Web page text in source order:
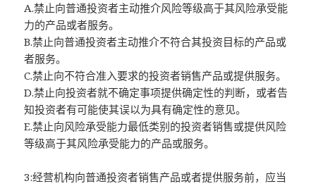
A.禁止向普通投资者主动推介风险等级高于其风险承受能
力的产品或者服务。
B.禁止向普通投资者主动推介不符合其投资目标的产品或
者服务。
C.禁止向不符合准入要求的投资者销售产品或提供服务。
D.禁止向投资者就不确定事项提供确定性的判断，或者告
知投资者有可能使其误以为具有确定性的意见。
E.禁止向风险承受能力最低类别的投资者销售或提供风险
等级高于其风险承受能力的产品或服务。
3:经营机构向普通投资者销售产品或者提供服务前，应当